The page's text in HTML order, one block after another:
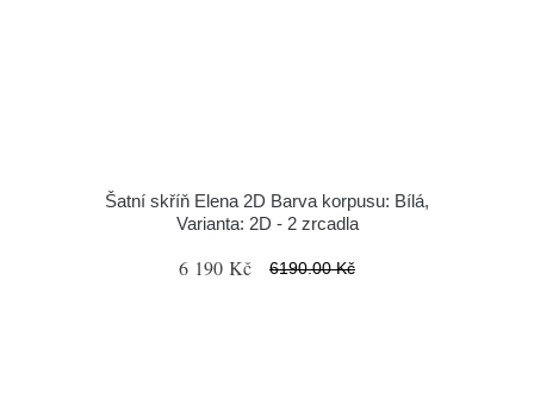
Šatní skříň Elena 2D Barva korpusu: Bílá,
Varianta: 2D - 2 zrcadla
6 190 Kč 6190.00 Kč